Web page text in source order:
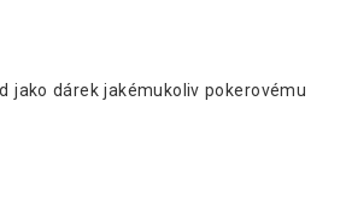
jako dárek jakémukoliv pokerovému